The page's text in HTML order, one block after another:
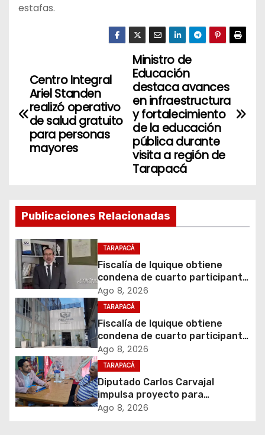
estafas.
v
c
i
ó
n
d
e
e
n
t
Ministro de
Educación
destaca avances
en infraestructura
y fortalecimiento
de la educación
pública durante
visita a región de
Tarapacá
Centro Integral
Ariel Standen
realizó operativo
de salud gratuito
para personas
mayores
Publicaciones Relacionadas
TARAPACÁ
Fiscalía de Iquique obtiene
condena de cuarto participante
en violento asalto a
comerciante
Ago 8, 2026
TARAPACÁ
Fiscalía de Iquique obtiene
condena de cuarto participante
en violento asalto a
comerciante
Ago 8, 2026
TARAPACÁ
Diputado Carlos Carvajal
impulsa proyecto para
homenajear en vida al campeón
Ago 8, 2026